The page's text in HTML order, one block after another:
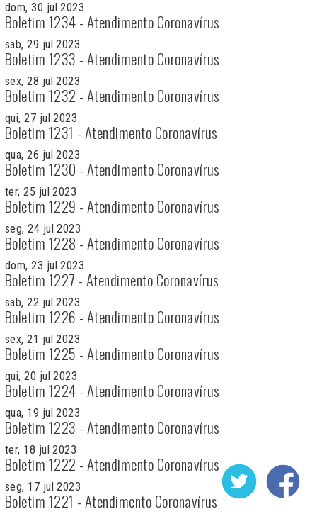
dom, 30 jul 2023
Boletim 1234 - Atendimento Coronavírus
sab, 29 jul 2023
Boletim 1233 - Atendimento Coronavírus
sex, 28 jul 2023
Boletim 1232 - Atendimento Coronavírus
qui, 27 jul 2023
Boletim 1231 - Atendimento Coronavírus
qua, 26 jul 2023
Boletim 1230 - Atendimento Coronavírus
ter, 25 jul 2023
Boletim 1229 - Atendimento Coronavírus
seg, 24 jul 2023
Boletim 1228 - Atendimento Coronavírus
dom, 23 jul 2023
Boletim 1227 - Atendimento Coronavírus
sab, 22 jul 2023
Boletim 1226 - Atendimento Coronavírus
sex, 21 jul 2023
Boletim 1225 - Atendimento Coronavírus
qui, 20 jul 2023
Boletim 1224 - Atendimento Coronavírus
qua, 19 jul 2023
Boletim 1223 - Atendimento Coronavírus
ter, 18 jul 2023
Boletim 1222 - Atendimento Coronavírus
seg, 17 jul 2023
Boletim 1221 - Atendimento Coronavírus